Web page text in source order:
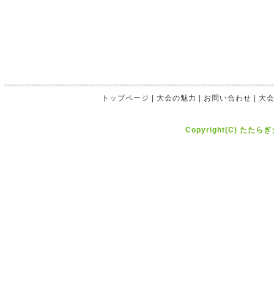
トップページ 大会の魅力 お問い合わせ 大
Copyright(C) たたら